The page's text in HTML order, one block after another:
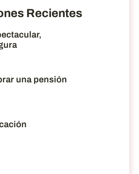
Recientes
una pensión